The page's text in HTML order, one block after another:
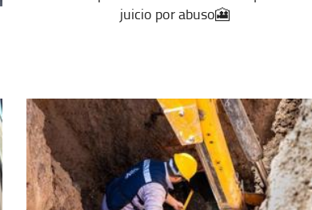
juicio por abuso🎦